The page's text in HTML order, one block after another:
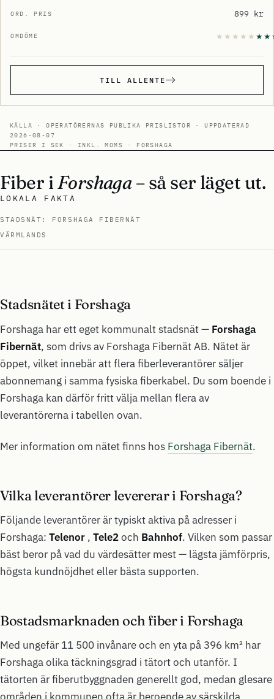
899 kr
TILL ALLENTE
KÄLLA · OPERATÖRERNAS PUBLIKA PRISLISTOR · UPPDATERAD
2026-08-07
PRISER I SEK · INKL. MOMS · FORSHAGA
Fiber iForshaga– så ser läget ut.
LOKALA FAKTA
STADSNÄT: FORSHAGA FIBERNÄT
VÄRMLANDS
Stadsnätet i Forshaga
Forshaga har ett eget kommunalt stadsnät — Forshaga
Fibernät, som drivs av Forshaga Fibernät AB. Nätet är
öppet, vilket innebär att flera fiberleverantörer säljer
abonnemang i samma fysiska fiberkabel. Du som boende i
Forshaga kan därför fritt välja mellan flera av
leverantörerna i tabellen ovan.
Mer information om nätet finns hos Forshaga Fibernät.
Vilka leverantörer levererar i Forshaga?
Följande leverantörer är typiskt aktiva på adresser i
Forshaga: Telenor , Tele2och Bahnhof. Vilken som passar
bäst beror på vad du värdesätter mest — lägsta jämförpris,
högsta kundnöjdhet eller bästa supporten.
Bostadsmarknaden och fiber i Forshaga
Med ungefär 11 500 invånare och en yta på 396 km² har
Forshaga olika täckningsgrad i tätort och utanför. I
tätorten är fiberutbyggnaden generellt god, medan glesare